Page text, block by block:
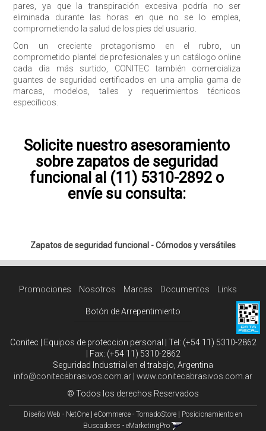
pares, ya que la transpiración excesiva podría no ser
eliminada durante las horas en que no se lo emplea,
comprometiendo la salud de los pies del usuario.
Con un creciente protagonismo en el rubro, un
comprometido plantel de profesionales y un catálogo online
cada día más surtido, CONITEC también comercializa
guantes de seguridad certificados en una amplia gama de
marcas, modelos, talles y requerimientos técnicos
específicos.
Solicite nuestro asesoramiento
sobre zapatos de seguridad
funcional al (11) 5310-2892 o
envíe su consulta:
Zapatos de seguridad funcional - Cómodos y versátiles
Promociones Nosotros Marcas Documentos Links
Botón de Arrepentimiento
Conitec | Equipos de proteccion personal | Tel: (+54 11) 5310-2862
| Fax: (+54 11) 5310-2862
Seguridad Industrial en el trabajo, Argentina
info@conitecabrasivos.com.ar www.conitecabrasivos.com.ar
© Todos los derechos Reservados
Diseño Web - NetOne eCommerce - TornadoStore
Posicionamiento en
Buscadores - eMarketingPro